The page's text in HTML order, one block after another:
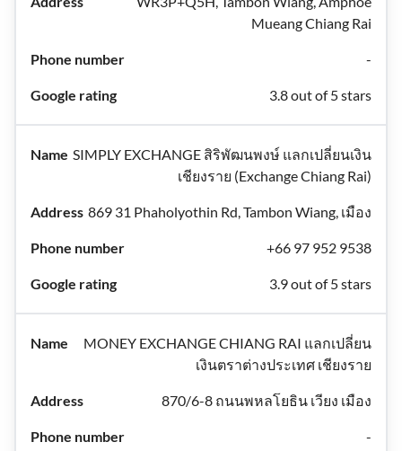
Mueang Chiang Rai
-
3.8 out of 5 stars
SIMPLY EXCHANGE สิริพัฒนพงษ์ แลกเปลี่ยนเงิน
เชียงราย (Exchange Chiang Rai)
869 31 Phaholyothin Rd, Tambon Wiang, เมือง
+66 97 952 9538
3.9 out of 5 stars
MONEY EXCHANGE CHIANG RAI แลกเปลี่ยน
เงินตราต่างประเทศ เชียงราย
870/6-8 ถนนพหลโยธิน เวียง เมือง
-